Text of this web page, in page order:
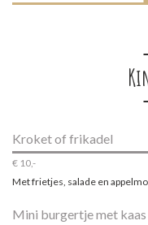
Kroket of frikadel
€ 10,-
Met frietjes, salade en
Mini burgertje met kaas